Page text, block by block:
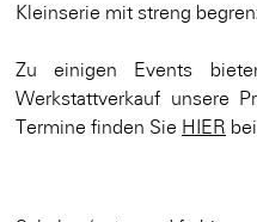
Kleinserie mit streng
Zu einigen Events
Werkstattverkauf unsere
Termine finden Sie HIER